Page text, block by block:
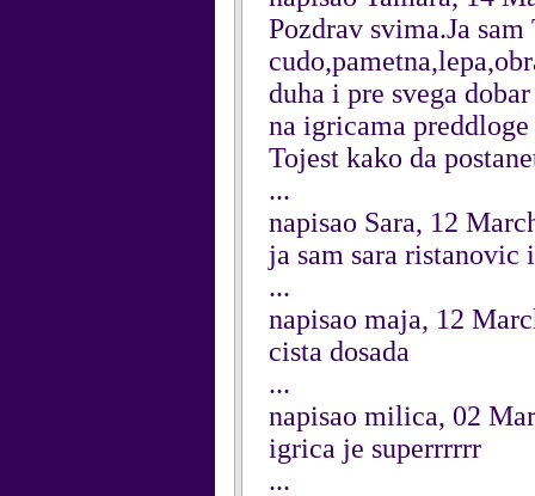
Pozdrav svima.Ja
duha i pre svega
na igricama
Tojest kako da
...
napisao Sara, 12
ja sam sara ristanovic
...
napisao maja, 12
cista dosada
...
napisao milica, 02
igrica je superrrrrr
...